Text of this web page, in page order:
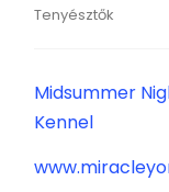
EBUGATTA
SPORT - MUNKA
EGÉSZSÉG
Tenyésztők
Midsummer
Kennel